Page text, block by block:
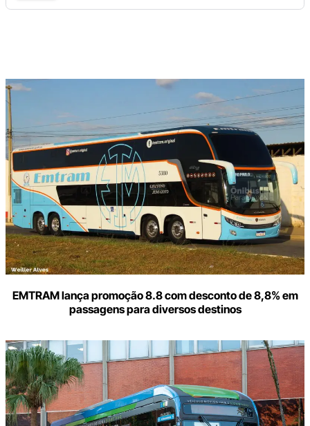
EMTRAM lança promoção 8.8 com desconto de 8,8% em
passagens para diversos destinos
Digite
aqui
o
seu
e-
mail